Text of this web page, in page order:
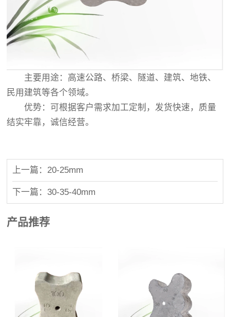
主要用途：高速公路、桥梁、隧道、建筑、地铁、
民用建筑等各个领域。
优势：可根据客户需求加工定制，发货快速，质量
结实牢靠，诚信经营。
上一篇：20-25mm
下一篇：30-35-40mm
产品推荐